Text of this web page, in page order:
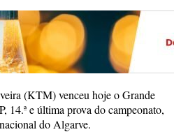
(KTM) venceu hoje o Grande
14.ª e última prova do campeonato,
do Algarve.